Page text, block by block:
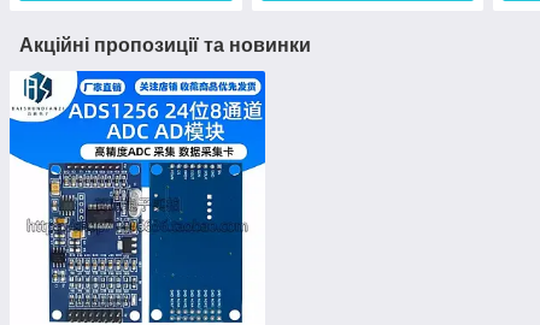
Акційні пропозиції та новинки